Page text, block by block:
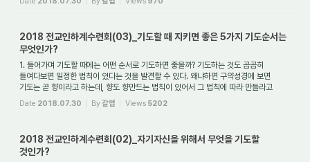
2018 전교인하계수련회(03)_기도할 때 지키면 좋은 5가지 기도순서는
무엇인가?
1. 들어가며 기도할 때에는 어떤 순서로 기도하면 좋을까? 기도하는 것도 곰곰히
들여다보면 일정한 법칙이 있다는 것을 발견할 수 있다. 왜냐하면 구약성경에 보면
기도는 곧 향이라고 하는데, 향도 향만드는 법칙이 있어서 그 법칙에 따라 만들라고
말씀하셨...
Date 2018.07.30 By갈렙 Views 5202
2018 전교인하계수련회(02)_자기자신을 위해서 무엇을 기도할
것인가?